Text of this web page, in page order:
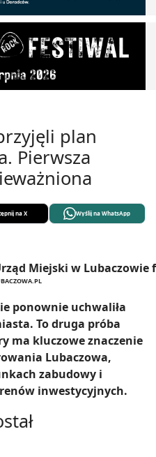
plan
Pierwsza
na X Wyślij na WhatsApp
ponownie uchwaliła
To druga próba
ma kluczowe znaczenie
Lubaczowa,
zabudowy i
inwestycyjnych.